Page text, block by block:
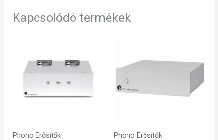
Kapcsolódó termékek
Phono Erősítők Phono Erősítők